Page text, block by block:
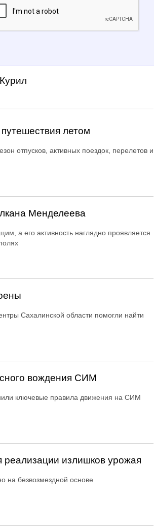
летом
отпусков, активных поездок, перелетов и
Менделеева
а его активность наглядно проявляется
Сахалинской области помогли найти
вождения СИМ
ключевые правила движения на СИМ
излишков урожая
на безвозмездной основе